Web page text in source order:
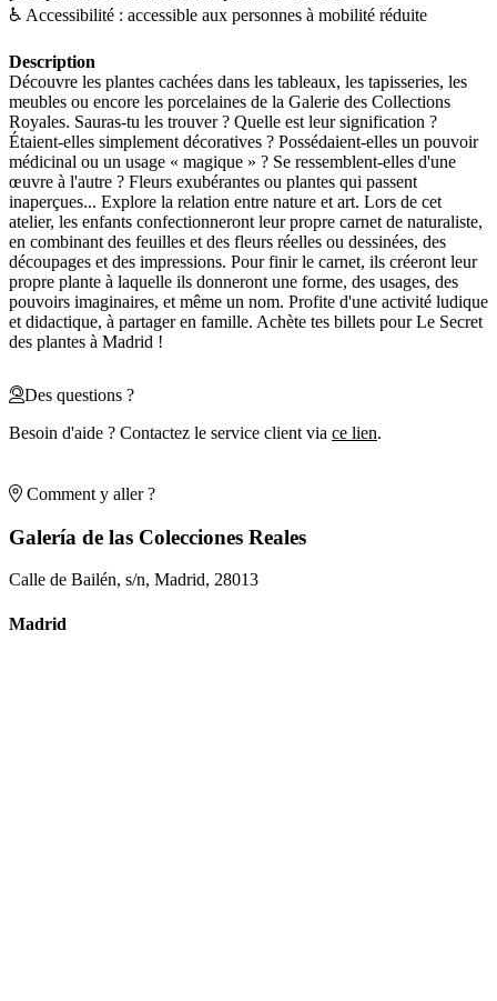
♿ Accessibilité : accessible aux personnes à mobilité réduite
Description
Découvre les plantes cachées dans les tableaux, les tapisseries, les
meubles ou encore les porcelaines de la Galerie des Collections
Royales. Sauras-tu les trouver ? Quelle est leur signification ?
Étaient-elles simplement décoratives ? Possédaient-elles un pouvoir
médicinal ou un usage « magique » ? Se ressemblent-elles d'une
œuvre à l'autre ? Fleurs exubérantes ou plantes qui passent
inaperçues... Explore la relation entre nature et art. Lors de cet
atelier, les enfants confectionneront leur propre carnet de naturaliste,
en combinant des feuilles et des fleurs réelles ou dessinées, des
découpages et des impressions. Pour finir le carnet, ils créeront leur
propre plante à laquelle ils donneront une forme, des usages, des
pouvoirs imaginaires, et même un nom. Profite d'une activité ludique
et didactique, à partager en famille. Achète tes billets pour Le Secret
des plantes à Madrid !
Des questions ?
Besoin d'aide ? Contactez le service client via ce lien.
Comment y aller ?
Galería de las Colecciones Reales
Calle de Bailén, s/n, Madrid, 28013
Madrid